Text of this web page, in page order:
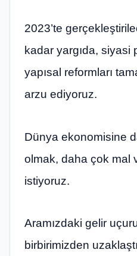
2023’te
kadar yargıda, siyasi
yapısal reformları
arzu ediyoruz.
Dünya ekonomisine
olmak, daha çok mal
istiyoruz.
Aramızdaki gelir
birbirimizden